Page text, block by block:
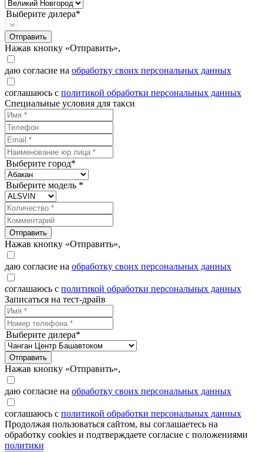
Выберите дилера*
Отправить
Нажав кнопку «Отправить»,
даю согласие на обработку своих персональных данных
соглашаюсь с политикой обработки персональных данных
Специальные условия для такси
Выберите город*
Выберите модель *
Отправить
Нажав кнопку «Отправить»,
даю согласие на обработку своих персональных данных
соглашаюсь с политикой обработки персональных данных
Записаться на тест-драйв
Выберите дилера*
Отправить
Нажав кнопку «Отправить»,
даю согласие на обработку своих персональных данных
соглашаюсь с политикой обработки персональных данных
Продолжая пользоваться сайтом, вы соглашаетесь на
обработку cookies и подтверждаете согласие с положениями
политики